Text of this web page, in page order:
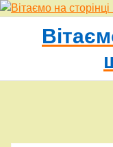
Перейти
контенту